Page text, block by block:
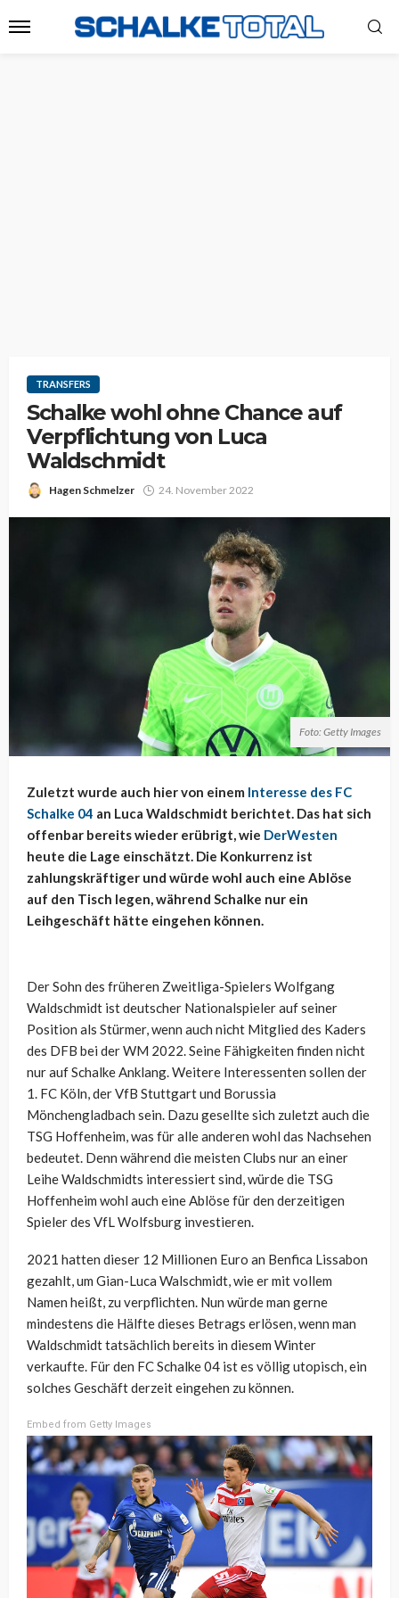
TRANSFERS
Schalke wohl ohne Chance auf
Verpflichtung von Luca
Waldschmidt
Hagen Schmelzer 24. November 2022
Foto: Getty Images
Zuletzt wurde auch hier von einem Interesse des FC
Schalke 04 an Luca Waldschmidt berichtet. Das hat sich
offenbar bereits wieder erübrigt, wie DerWesten
heute die Lage einschätzt. Die Konkurrenz ist
zahlungskräftiger und würde wohl auch eine Ablöse
auf den Tisch legen, während Schalke nur ein
Leihgeschäft hätte eingehen können.
Der Sohn des früheren Zweitliga-Spielers Wolfgang
Waldschmidt ist deutscher Nationalspieler auf seiner
Position als Stürmer, wenn auch nicht Mitglied des Kaders
des DFB bei der WM 2022. Seine Fähigkeiten finden nicht
nur auf Schalke Anklang. Weitere Interessenten sollen der
1. FC Köln, der VfB Stuttgart und Borussia
Mönchengladbach sein. Dazu gesellte sich zuletzt auch die
TSG Hoffenheim, was für alle anderen wohl das Nachsehen
bedeutet. Denn während die meisten Clubs nur an einer
Leihe Waldschmidts interessiert sind, würde die TSG
Hoffenheim wohl auch eine Ablöse für den derzeitigen
Spieler des VfL Wolfsburg investieren.
2021 hatten dieser 12 Millionen Euro an Benfica Lissabon
gezahlt, um Gian-Luca Walschmidt, wie er mit vollem
Namen heißt, zu verpflichten. Nun würde man gerne
mindestens die Hälfte dieses Betrags erlösen, wenn man
Waldschmidt tatsächlich bereits in diesem Winter
verkaufte. Für den FC Schalke 04 ist es völlig utopisch, ein
solches Geschäft derzeit eingehen zu können.
Embed from Getty Images